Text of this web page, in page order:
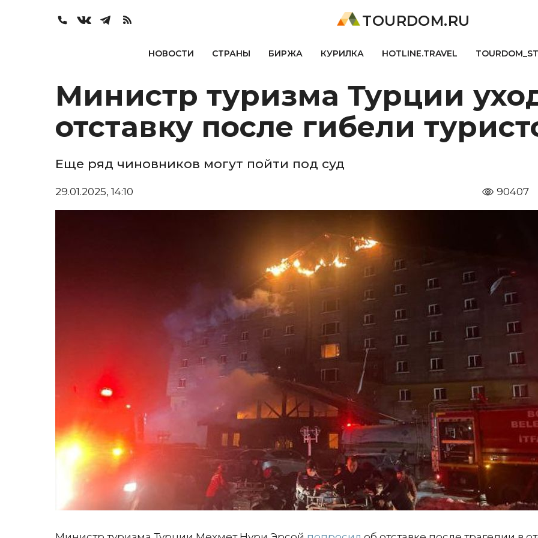
TOURDOM.RU
НОВОСТИ СТРАНЫ БИРЖА КУРИЛКА HOTLINE.TRAVEL
Министр туризма Турции
отставку после гибели
Еще ряд чиновников могут пойти под суд
29.01.2025, 14:10 90407